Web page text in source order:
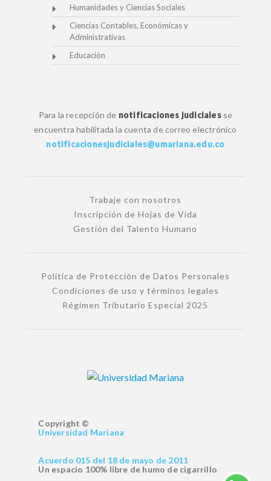
Humanidades y Ciencias Sociales
Ciencias Contables, Económicas y
Administrativas
Educación
Para la recepción de notificaciones judiciales se
encuentra habilitada la cuenta de correo electrónico
notificacionesjudiciales@umariana.edu.co
Trabaje con nosotros
Inscripción de Hojas de Vida
Gestión del Talento Humano
Política de Protección de Datos Personales
Condiciones de uso y términos legales
Régimen Tributario Especial 2025
Copyright ©
Universidad Mariana
Acuerdo 015 del 18 de mayo de 2011
Un espacio 100% libre de humo de cigarrillo